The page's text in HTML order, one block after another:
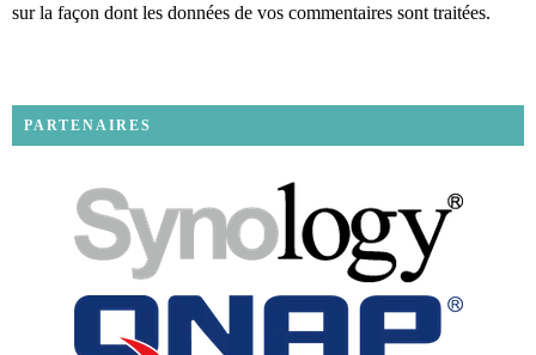
sur la façon dont les données de vos commentaires sont traitées.
PARTENAIRES